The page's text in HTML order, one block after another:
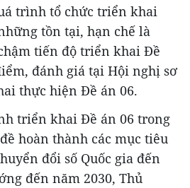
trình tổ chức triển khai
tồn tại, hạn chế là
tiến độ triển khai Đề
đánh giá tại Hội nghị sơ
thực hiện Đề án 06.
triển khai Đề án 06 trong
hoàn thành các mục tiêu
đổi số Quốc gia đến
đến năm 2030, Thủ